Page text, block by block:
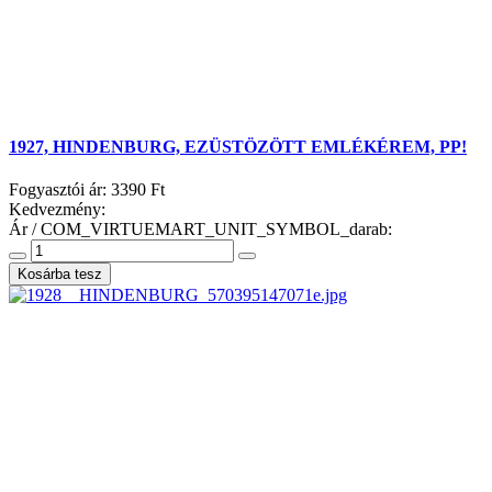
1927, HINDENBURG, EZÜSTÖZÖTT EMLÉKÉREM, PP!
Fogyasztói ár: 3390 Ft
Kedvezmény:
Ár / COM_VIRTUEMART_UNIT_SYMBOL_darab: